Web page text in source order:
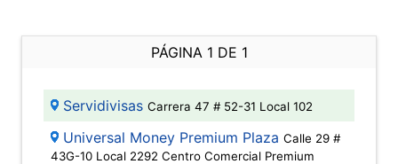
PÁGINA 1 DE 1
Servidivisas Carrera 47 # 52-31 Local 102
Universal Money Premium Plaza Calle 29 #
43G-10 Local 2292 Centro Comercial Premium